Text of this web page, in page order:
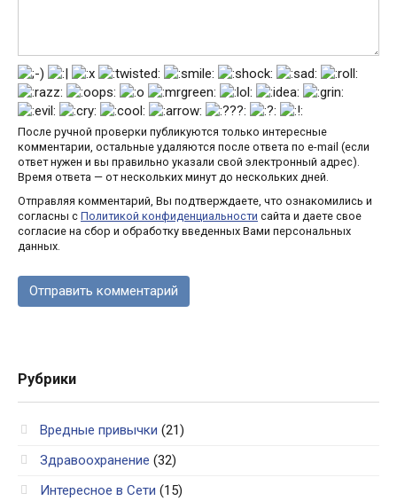
После ручной проверки публикуются только интересные
комментарии, остальные удаляются после ответа по e-mail (если
ответ нужен и вы правильно указали свой электронный адрес).
Время ответа — от нескольких минут до нескольких дней.
Отправляя комментарий, Вы подтверждаете, что ознакомились и
согласны с Политикой конфиденциальности сайта и даете свое
согласие на сбор и обработку введенных Вами персональных
данных.
Рубрики
Вредные привычки (21)
Здравоохранение (32)
Интересное в Сети (15)